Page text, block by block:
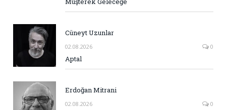
Cüneyt Uzunlar
02.08.2026 0
Aptal
Erdoğan Mitrani
02.08.2026 0